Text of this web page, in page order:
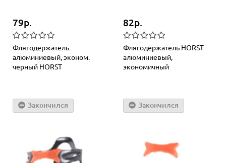
79р.
Флягодержатель
алюминиевый, эконом.
черный HORST
Закончился
82р.
Флягодержатель HORST
алюминиевый,
экономичный
Закончился